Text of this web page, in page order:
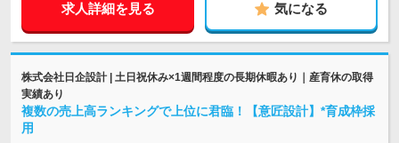
求人詳細を見る 気になる
株式会社日企設計 | 土日祝休み×1週間程度の長期休暇あり｜産育休の取得
実績あり
複数の売上高ランキングで上位に君臨！【意匠設計】*育成枠採
用